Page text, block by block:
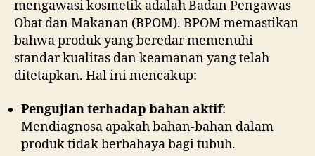
mengawasi kosmetik adalah Badan Pengawas
Obat dan Makanan (BPOM). BPOM memastikan
bahwa produk yang beredar memenuhi
standar kualitas dan keamanan yang telah
ditetapkan. Hal ini mencakup:
Pengujian terhadap bahan aktif:
Mendiagnosa apakah bahan-bahan dalam
produk tidak berbahaya bagi tubuh.